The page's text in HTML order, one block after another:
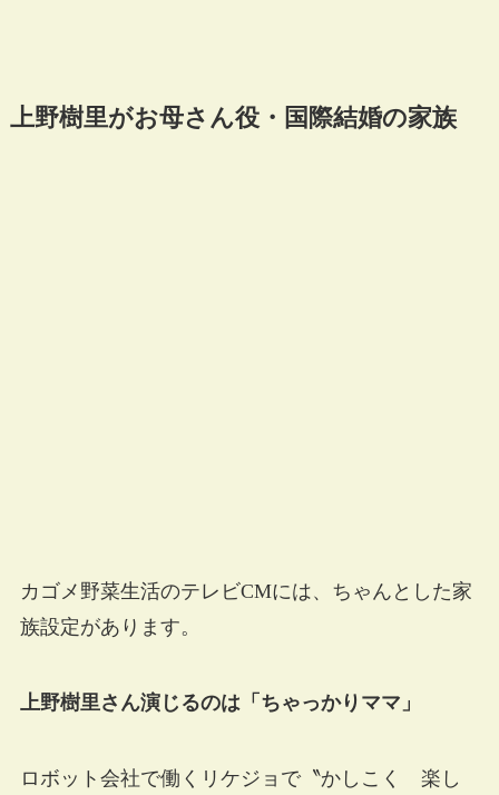
上野樹里がお母さん役・国際結婚の家族
カゴメ野菜生活のテレビCMには、ちゃんとした家
族設定があります。
上野樹里さん演じるのは「ちゃっかりママ」
ロボット会社で働くリケジョで〝かしこく 楽し